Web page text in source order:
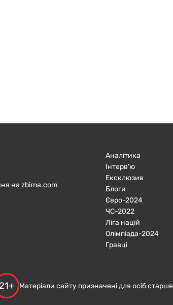
на zbirna.com
Аналітика
Інтерв'ю
Ексклюзив
Блоги
Євро-2024
ЧC-2022
Ліга націй
Олімпіада-2024
Гравці
21+ Матеріали сайту призначені для осіб